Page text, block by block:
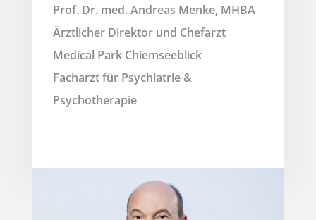
Prof. Dr. med. Andreas Menke, MHBA
Ärztlicher Direktor und Chefarzt
Medical Park Chiemseeblick
Facharzt für Psychiatrie &
Psychotherapie